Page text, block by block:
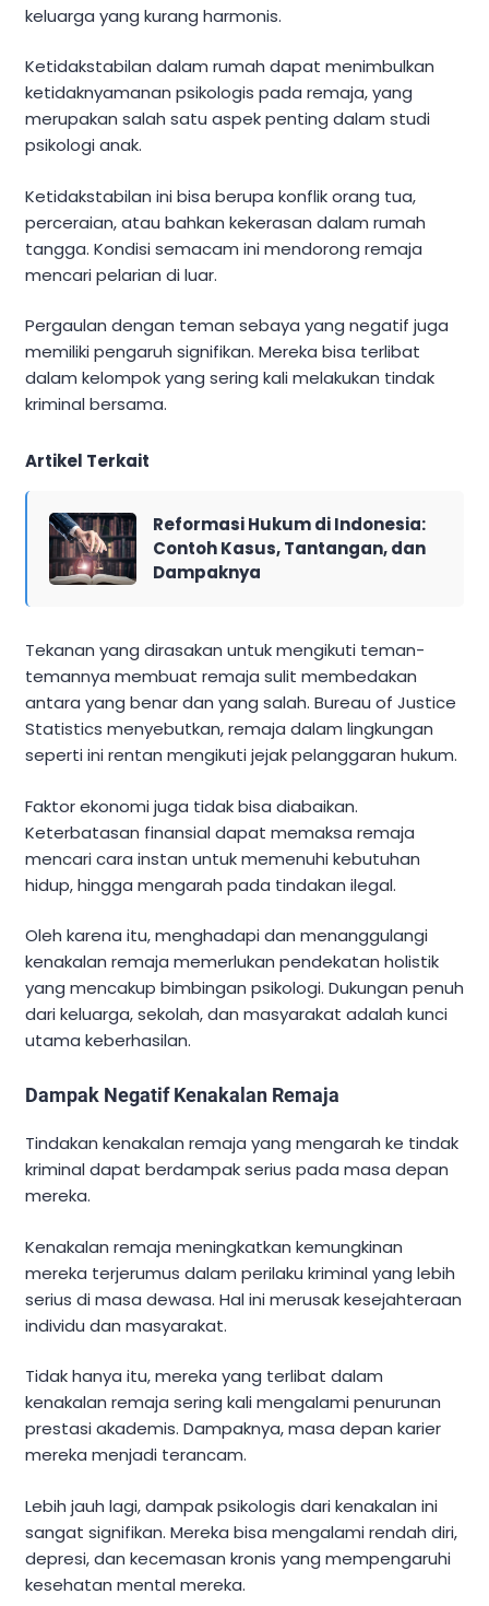
keluarga yang kurang harmonis.
Ketidakstabilan dalam rumah dapat menimbulkan
ketidaknyamanan psikologis pada remaja, yang
merupakan salah satu aspek penting dalam studi
psikologi anak.
Ketidakstabilan ini bisa berupa konflik orang tua,
perceraian, atau bahkan kekerasan dalam rumah
tangga. Kondisi semacam ini mendorong remaja
mencari pelarian di luar.
Pergaulan dengan teman sebaya yang negatif juga
memiliki pengaruh signifikan. Mereka bisa terlibat
dalam kelompok yang sering kali melakukan tindak
kriminal bersama.
Artikel Terkait
Reformasi Hukum di Indonesia:
Contoh Kasus, Tantangan, dan
Dampaknya
Tekanan yang dirasakan untuk mengikuti teman-
temannya membuat remaja sulit membedakan
antara yang benar dan yang salah. Bureau of Justice
Statistics menyebutkan, remaja dalam lingkungan
seperti ini rentan mengikuti jejak pelanggaran hukum.
Faktor ekonomi juga tidak bisa diabaikan.
Keterbatasan finansial dapat memaksa remaja
mencari cara instan untuk memenuhi kebutuhan
hidup, hingga mengarah pada tindakan ilegal.
Oleh karena itu, menghadapi dan menanggulangi
kenakalan remaja memerlukan pendekatan holistik
yang mencakup bimbingan psikologi. Dukungan penuh
dari keluarga, sekolah, dan masyarakat adalah kunci
utama keberhasilan.
Dampak Negatif Kenakalan Remaja
Tindakan kenakalan remaja yang mengarah ke tindak
kriminal dapat berdampak serius pada masa depan
mereka.
Kenakalan remaja meningkatkan kemungkinan
mereka terjerumus dalam perilaku kriminal yang lebih
serius di masa dewasa. Hal ini merusak kesejahteraan
individu dan masyarakat.
Tidak hanya itu, mereka yang terlibat dalam
kenakalan remaja sering kali mengalami penurunan
prestasi akademis. Dampaknya, masa depan karier
mereka menjadi terancam.
Lebih jauh lagi, dampak psikologis dari kenakalan ini
sangat signifikan. Mereka bisa mengalami rendah diri,
depresi, dan kecemasan kronis yang mempengaruhi
kesehatan mental mereka.